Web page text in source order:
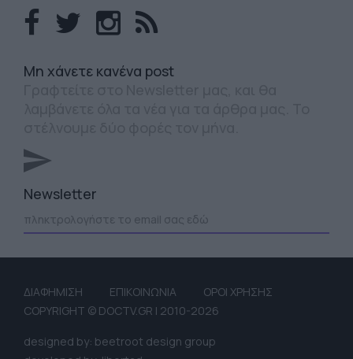
Mη χάνετε κανένα post
Newsletter
ΔΙΑΦΗΜΙΣΗ ΕΠΙΚΟΙΝΩΝΙΑ
ΟΡΟΙ ΧΡΗΣΗΣ
COPYRIGHT © DOCTV.GR | 2010-2026
designed by: beetroot design group